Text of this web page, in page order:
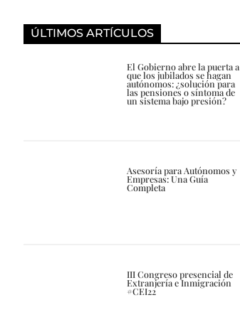
ÚLTIMOS ARTÍCULOS
El Gobierno abre la puerta a
que los jubilados se hagan
autónomos: ¿solución para
las pensiones o síntoma de
un sistema bajo presión?
Asesoría para Autónomos y
Empresas: Una Guía
Completa
III Congreso presencial de
Extranjería e Inmigración
#CEI22